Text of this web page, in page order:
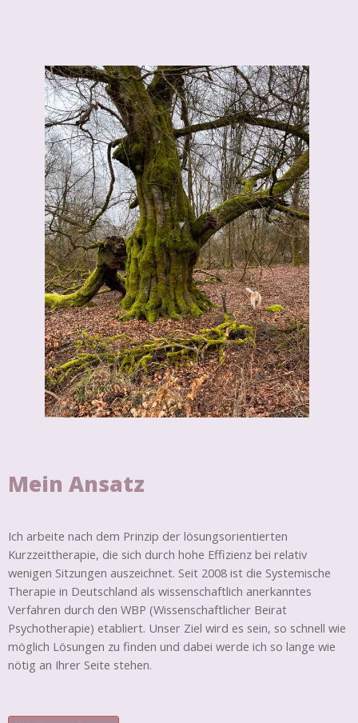
Mein Ansatz
Ich arbeite nach dem Prinzip der lösungsorientierten
Kurzzeittherapie, die sich durch hohe Effizienz bei relativ
wenigen Sitzungen auszeichnet. Seit 2008 ist die Systemische
Therapie in Deutschland als wissenschaftlich anerkanntes
Verfahren durch den WBP (Wissenschaftlicher Beirat
Psychotherapie) etabliert. Unser Ziel wird es sein, so schnell wie
möglich Lösungen zu finden und dabei werde ich so lange wie
nötig an Ihrer Seite stehen.